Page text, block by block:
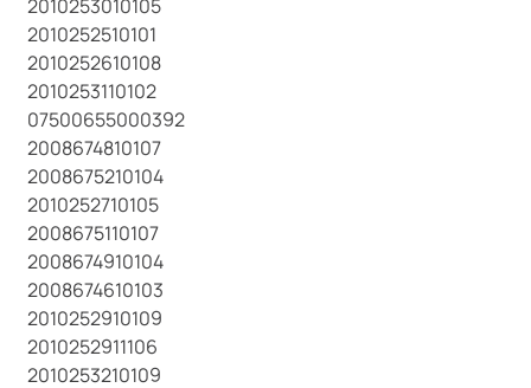
2010253010105
2010252510101
2010252610108
2010253110102
07500655000392
2008674810107
2008675210104
2010252710105
2008675110107
2008674910104
2008674610103
2010252910109
2010252911106
2010253210109